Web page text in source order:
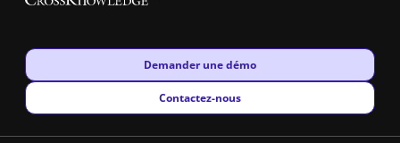
New window
Demander une démo
New window
Contactez-nous